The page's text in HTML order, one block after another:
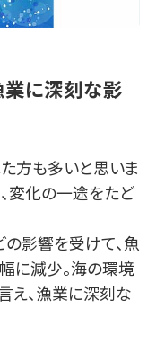
に深刻な影
方も多いと思いま
変化の一途をたど
影響を受けて、魚
に減少。海の環境
え、漁業に深刻な